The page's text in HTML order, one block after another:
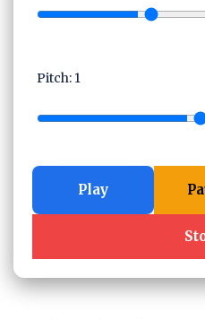
Pitch: 1
Play